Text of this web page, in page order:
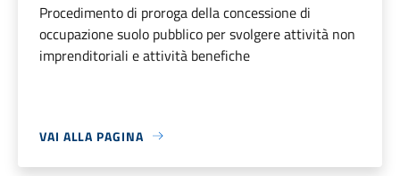
Procedimento di proroga della concessione di
occupazione suolo pubblico per svolgere attività non
imprenditoriali e attività benefiche
VAI ALLA PAGINA